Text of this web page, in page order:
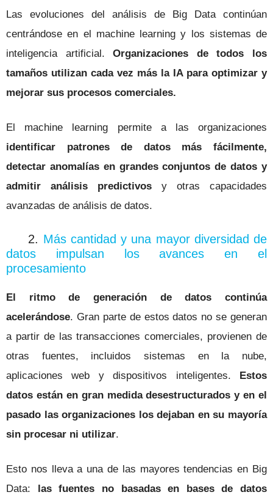
Las evoluciones del análisis de Big Data continúan
centrándose en el machine learning y los sistemas de
inteligencia artificial.Organizaciones de todos los
tamaños utilizan cada vez más la IA para optimizar y
mejorar sus procesos comerciales.
El machine learning permite a las organizaciones
identificar patrones de datos más fácilmente,
detectar anomalías en grandes conjuntos de datos y
admitir análisis predictivos y otras capacidades
avanzadas de análisis de datos.
2. Más cantidad y una mayor diversidad de
datos impulsan los avances en el
procesamiento
El ritmo de generación de datos continúa
acelerándose. Gran parte de estos datos no se generan
a partir de las transacciones comerciales, provienen de
otras fuentes, incluidos sistemas en la nube,
aplicaciones web y dispositivos inteligentes. Estos
datos están en gran medida desestructurados y en el
pasado las organizaciones los dejaban en su mayoría
sin procesar ni utilizar.
Esto nos lleva a una de las mayores tendencias en Big
Data:
las fuentes no basadas en bases de datos